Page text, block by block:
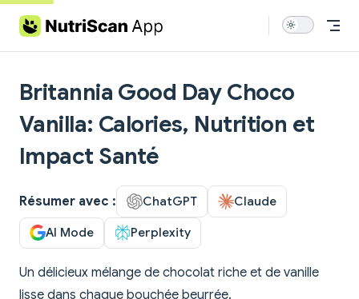
Skip to content
Britannia Good Day Choco
Vanilla: Calories, Nutrition et
Impact Santé
Résumer avec : ChatGPT Claude
AI Mode Perplexity
Un délicieux mélange de chocolat riche et de vanille
lisse dans chaque bouchée beurrée.